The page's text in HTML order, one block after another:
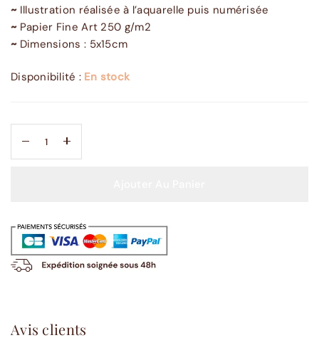
~Illustration réalisée à l’aquarelle puis numérisée
~Papier Fine Art 250 g/m2
~Dimensions : 5x15cm
Disponibilité : En stock
Avis clients